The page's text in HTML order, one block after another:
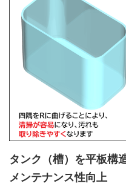
タンク（槽）を平板構
メンテナンス性向上